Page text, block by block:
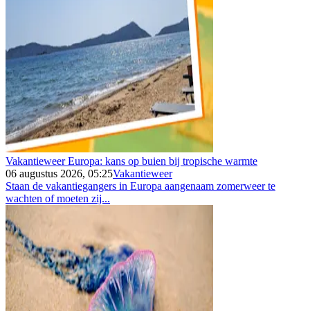
Vakantieweer Europa: kans op buien bij tropische warmte
06 augustus 2026, 05:25Vakantieweer
Staan de vakantiegangers in Europa aangenaam zomerweer te
wachten of moeten zij...